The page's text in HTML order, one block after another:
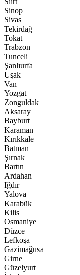
Sinop
Sivas
Tekirdağ
Tokat
Trabzon
Tunceli
Şanlıurfa
Uşak
Van
Yozgat
Zonguldak
Aksaray
Bayburt
Karaman
Kırıkkale
Batman
Şırnak
Bartın
Ardahan
Iğdır
Yalova
Karabük
Kilis
Osmaniye
Düzce
Lefkoşa
Gazimağusa
Girne
Güzelyurt